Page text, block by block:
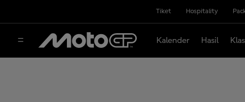
Tiket Hospitality
Kalender Hasil